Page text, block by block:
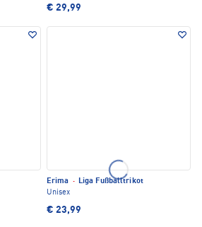
€ 29,99
Erima · Liga Fußballtrikot
Unisex
€ 23,99